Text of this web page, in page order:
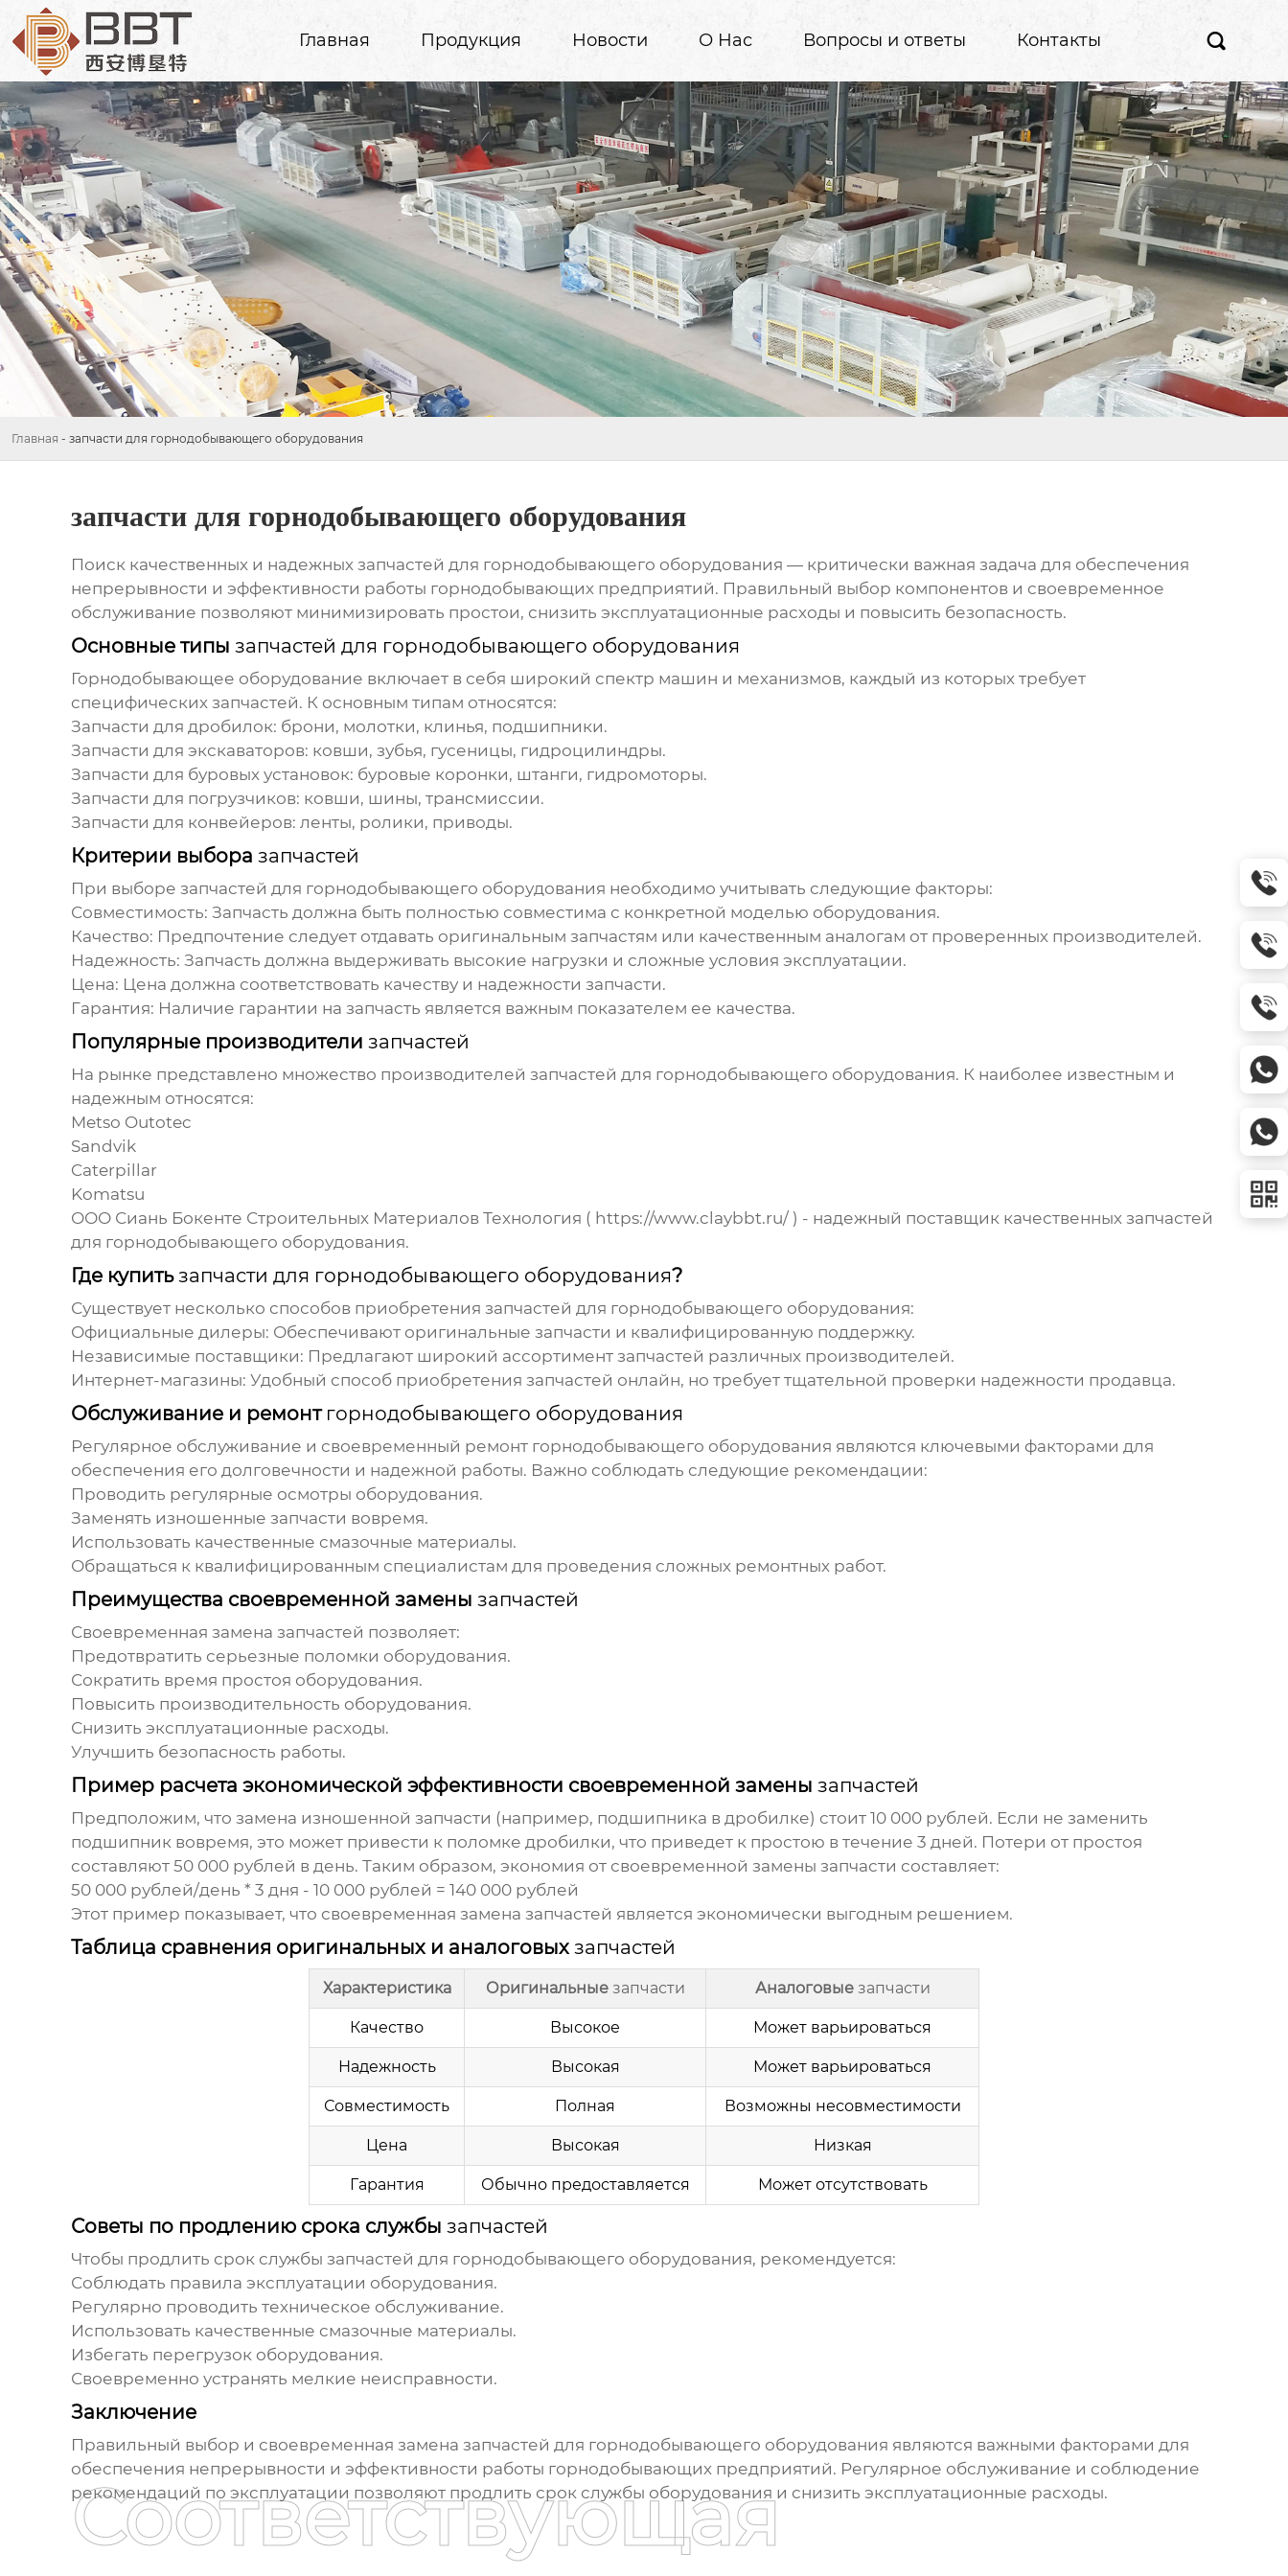
Главная Продукция Новости О Нас Вопросы и ответы Контакты 
Главная - запчасти для горнодобывающего оборудования
запчасти для горнодобывающего оборудования
Поиск качественных и надежных запчастей для горнодобывающего оборудования — критически важная задача для обеспечения
непрерывности и эффективности работы горнодобывающих предприятий. Правильный выбор компонентов и своевременное
обслуживание позволяют минимизировать простои, снизить эксплуатационные расходы и повысить безопасность.
Основные типы запчастей для горнодобывающего оборудования
Горнодобывающее оборудование включает в себя широкий спектр машин и механизмов, каждый из которых требует
специфических запчастей. К основным типам относятся:
Запчасти для дробилок: брони, молотки, клинья, подшипники.
Запчасти для экскаваторов: ковши, зубья, гусеницы, гидроцилиндры.
Запчасти для буровых установок: буровые коронки, штанги, гидромоторы.
Запчасти для погрузчиков: ковши, шины, трансмиссии.
Запчасти для конвейеров: ленты, ролики, приводы.
Критерии выбора запчастей
При выборе запчастей для горнодобывающего оборудования необходимо учитывать следующие факторы:
Совместимость: Запчасть должна быть полностью совместима с конкретной моделью оборудования.
Качество: Предпочтение следует отдавать оригинальным запчастям или качественным аналогам от проверенных производителей.
Надежность: Запчасть должна выдерживать высокие нагрузки и сложные условия эксплуатации.
Цена: Цена должна соответствовать качеству и надежности запчасти.
Гарантия: Наличие гарантии на запчасть является важным показателем ее качества.
Популярные производители запчастей
На рынке представлено множество производителей запчастей для горнодобывающего оборудования. К наиболее известным и
надежным относятся:
Metso Outotec
Sandvik
Caterpillar
Komatsu
ООО Сиань Бокенте Строительных Материалов Технология ( https://www.claybbt.ru/) - надежный поставщик качественных запчастей
для горнодобывающего оборудования.
Где купитьзапчасти для горнодобывающего оборудования?
Существует несколько способов приобретения запчастей для горнодобывающего оборудования:
Официальные дилеры: Обеспечивают оригинальные запчасти и квалифицированную поддержку.
Независимые поставщики: Предлагают широкий ассортимент запчастей различных производителей.
Интернет-магазины: Удобный способ приобретения запчастей онлайн, но требует тщательной проверки надежности продавца.
Обслуживание и ремонт горнодобывающего оборудования
Регулярное обслуживание и своевременный ремонт горнодобывающего оборудования являются ключевыми факторами для
обеспечения его долговечности и надежной работы. Важно соблюдать следующие рекомендации:
Проводить регулярные осмотры оборудования.
Заменять изношенные запчасти вовремя.
Использовать качественные смазочные материалы.
Обращаться к квалифицированным специалистам для проведения сложных ремонтных работ.
Преимущества своевременной замены запчастей
Своевременная замена запчастей позволяет:
Предотвратить серьезные поломки оборудования.
Сократить время простоя оборудования.
Повысить производительность оборудования.
Снизить эксплуатационные расходы.
Улучшить безопасность работы.
Пример расчета экономической эффективности своевременной замены запчастей
Предположим, что замена изношенной запчасти (например, подшипника в дробилке) стоит 10 000 рублей. Если не заменить
подшипник вовремя, это может привести к поломке дробилки, что приведет к простою в течение 3 дней. Потери от простоя
составляют 50 000 рублей в день. Таким образом, экономия от своевременной замены запчасти составляет:
50 000 рублей/день * 3 дня - 10 000 рублей = 140 000 рублей
Этот пример показывает, что своевременная замена запчастей является экономически выгодным решением.
Таблица сравнения оригинальных и аналоговыхзапчастей
Характеристика Оригинальные запчасти Аналоговые запчасти
Качество Высокое Может варьироваться
Надежность Высокая Может варьироваться
Совместимость Полная Возможны несовместимости
Цена Высокая Низкая
Гарантия Обычно предоставляется Может отсутствовать
Советы по продлению срока службы запчастей
Чтобы продлить срок службы запчастей для горнодобывающего оборудования, рекомендуется:
Соблюдать правила эксплуатации оборудования.
Регулярно проводить техническое обслуживание.
Использовать качественные смазочные материалы.
Избегать перегрузок оборудования.
Своевременно устранять мелкие неисправности.
Заключение
Правильный выбор и своевременная замена запчастей для горнодобывающего оборудования являются важными факторами для
обеспечения непрерывности и эффективности работы горнодобывающих предприятий. Регулярное обслуживание и соблюдение
рекомендаций по эксплуатации позволяют продлить срок службы оборудования и снизить эксплуатационные расходы.
Соответствующая